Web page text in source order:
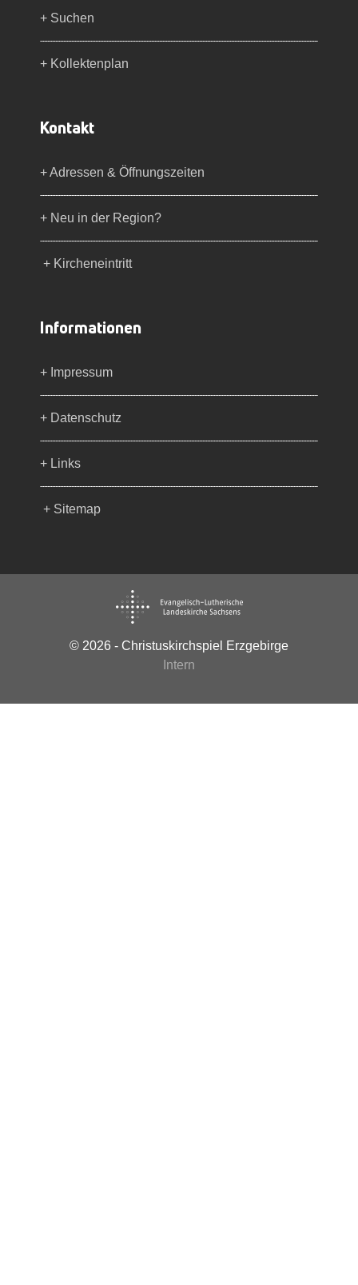
+ Suchen
+ Kollektenplan
Kontakt
+ Adressen & Öffnungszeiten
+ Neu in der Region?
+ Kircheneintritt
Informationen
+ Impressum
+ Datenschutz
+ Links
+ Sitemap
© 2026 - Christuskirchspiel Erzgebirge
Intern